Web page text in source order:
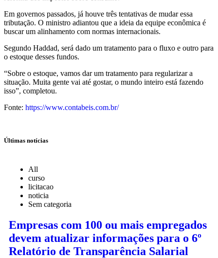
Em governos passados, já houve três tentativas de mudar essa
tributação. O ministro adiantou que a ideia da equipe econômica é
buscar um alinhamento com normas internacionais.
Segundo Haddad, será dado um tratamento para o fluxo e outro para
o estoque desses fundos.
“Sobre o estoque, vamos dar um tratamento para regularizar a
situação. Muita gente vai até gostar, o mundo inteiro está fazendo
isso”, completou.
Fonte: https://www.contabeis.com.br/
Últimas notícias
All
curso
licitacao
noticia
Sem categoria
Empresas com 100 ou mais empregados
devem atualizar informações para o 6º
Relatório de Transparência Salarial